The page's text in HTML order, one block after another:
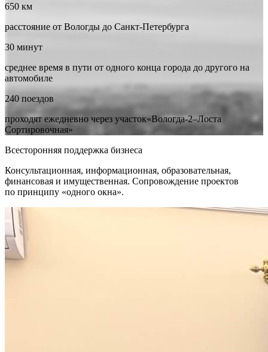
650 км
расстояние от Вологды до Санкт-Петербурга
30 минут
среднее время в пути от одного конца города до другого на
автомобиле
240 поездов
проходят ежедневно через участок«Вологда-2–Лоста
Сортировочная»
Всесторонняя поддержка бизнеса
Консультационная, информационная, образовательная,
финансовая и имущественная. Сопровождение проектов
по принципу «одного окна».